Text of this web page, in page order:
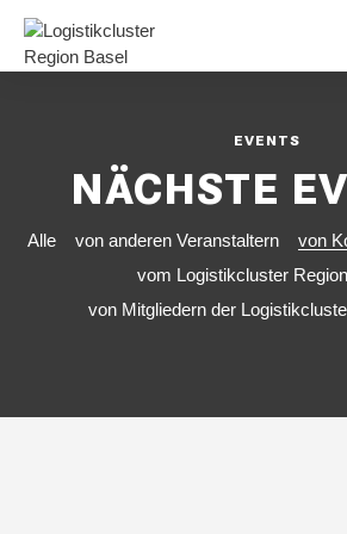
EVENTS
NÄCHSTE
Alle von anderen Veranstaltern
von
vom Logistikcluster
von Mitgliedern der